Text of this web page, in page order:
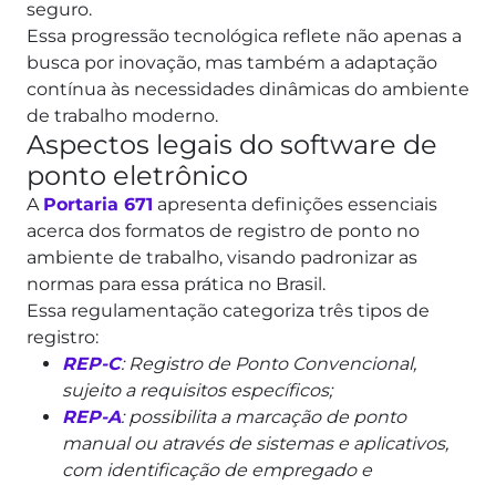
seguro.
Essa progressão tecnológica reflete não apenas a
busca por inovação, mas também a adaptação
contínua às necessidades dinâmicas do ambiente
de trabalho moderno.
Aspectos legais do software de
ponto eletrônico
A Portaria 671 apresenta definições essenciais
acerca dos formatos de registro de ponto no
ambiente de trabalho, visando padronizar as
normas para essa prática no Brasil.
Essa regulamentação categoriza três tipos de
registro:
REP-C: Registro de Ponto Convencional,
sujeito a requisitos específicos;
REP-A: possibilita a marcação de ponto
manual ou através de sistemas e aplicativos,
com identificação de empregado e